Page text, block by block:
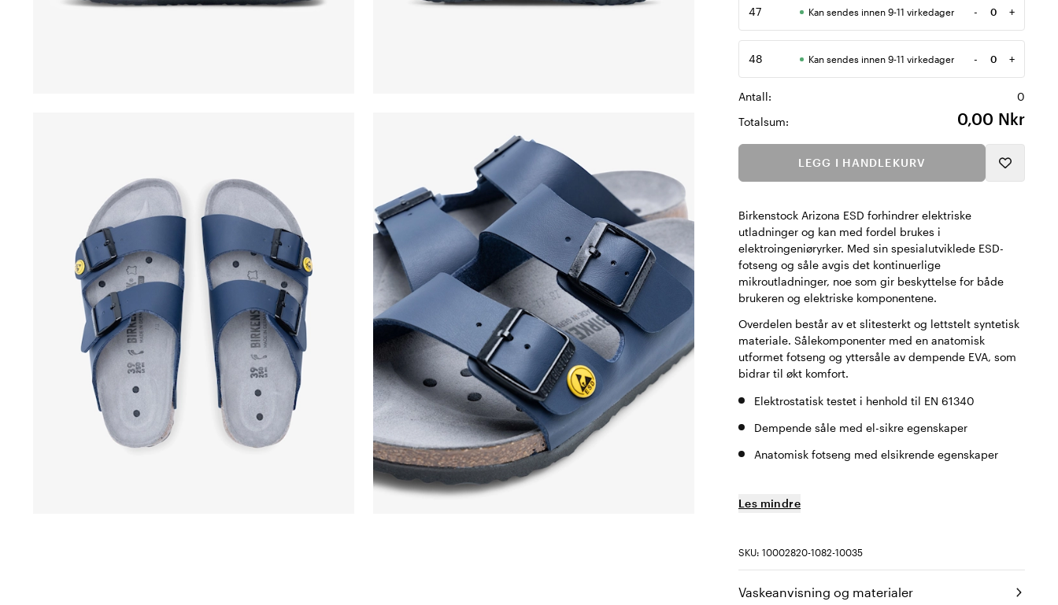
47 Kan sendes innen 9-11 virkedager -
Antall
+
48 Kan sendes innen 9-11 virkedager -
Antall
+
Antall:
0
Totalsum:
0,00 Nkr
LEGG I HANDLEKURV
Birkenstock Arizona ESD forhindrer elektriske
utladninger og kan med fordel brukes i
elektroingeniøryrker. Med sin spesialutviklede ESD-
fotseng og såle avgis det kontinuerlige
mikroutladninger, noe som gir beskyttelse for både
brukeren og elektriske komponentene.
Overdelen består av et slitesterkt og lettstelt syntetisk
materiale. Sålekomponenter med en anatomisk
utformet fotseng og yttersåle av dempende EVA, som
bidrar til økt komfort.
Elektrostatisk testet i henhold til EN 61340
Dempende såle med el-sikre egenskaper
Anatomisk fotseng med elsikrende egenskaper
Les mindre
SKU: 10002820-1082-10035
Vaskeanvisning og materialer